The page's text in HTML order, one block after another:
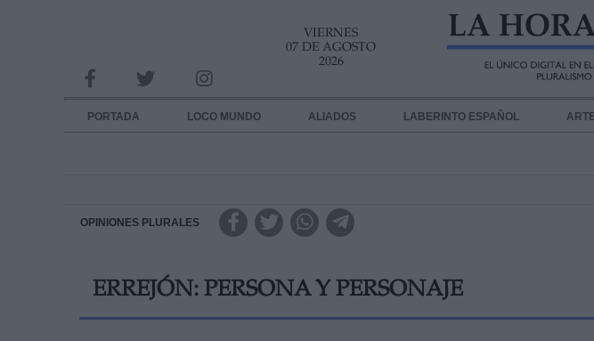
VIERNES
07 DE AGOSTO
2026
PORTADA LOCO MUNDO ALIADOS LABERINTO ESPAÑOL
OPINIONES PLURALES
ERREJÓN: PERSONA Y PERSONAJE
INFORMACION SOBRE LA PROTECCIÓN DE TUS DATOS
Responsable:
Destinatarios:
link
Información adicional
link